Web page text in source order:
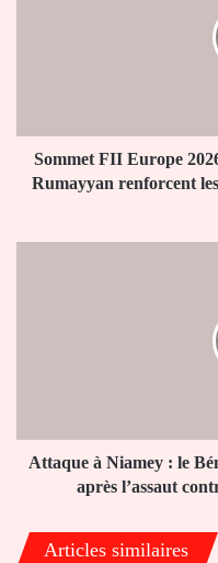
Yasir
Rumayyan
Sommet FII Europe
Rumayyan renforcent
solidarité
l’assaut
contre
Attaque à Niamey : le
après l’assaut
Articles similaires